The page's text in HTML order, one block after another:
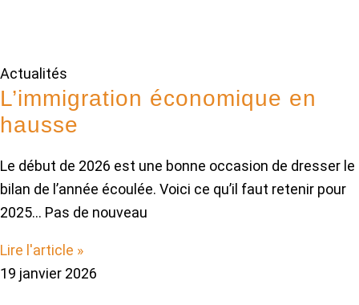
Actualités
L’immigration économique en
hausse
Le début de 2026 est une bonne occasion de dresser le
bilan de l’année écoulée. Voici ce qu’il faut retenir pour
2025… Pas de nouveau
Lire l'article »
19 janvier 2026